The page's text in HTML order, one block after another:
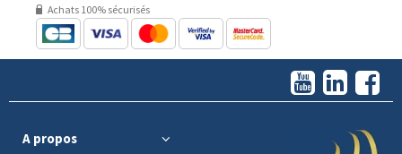
Achats 100% sécurisés
A propos